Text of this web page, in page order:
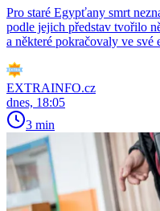
Pro staré Egypťany smrt
podle jejich představ tvořilo
a některé pokračovaly ve
EXTRAINFO.cz
dnes, 18:05
3 min